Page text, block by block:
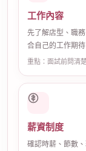
工作內容
先了解店型、職
合自己的工作期待
重點：面試前問清
薪資制度
確認時薪、節數